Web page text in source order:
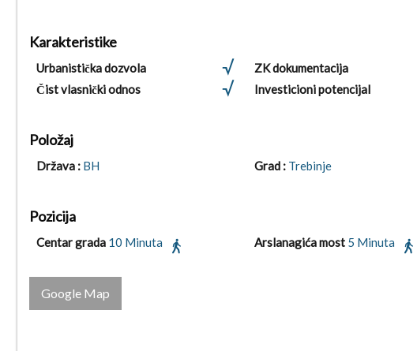
Karakteristike
Urbanistička dozvola ZK dokumentacija
Čist vlasnički odnos
Investicioni potencijal
Položaj
Država : BH Grad : Trebinje
Pozicija
Centar grada 10 Minuta Arslanagića most 5 Minuta
Google Map